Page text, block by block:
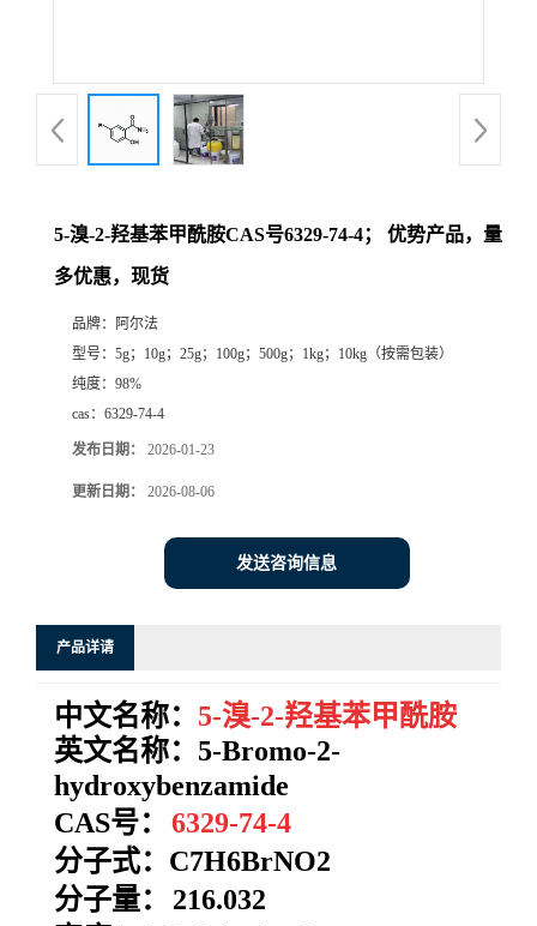
厅
留
言
5-溴-2-羟基苯甲酰胺CAS号6329-74-4； 优势产品，量
多优惠，现货
品牌：
阿尔法
型号： 5g；10g；25g；100g；500g；1kg；10kg（按需包装）
纯度： 98%
cas： 6329-74-4
发布日期： 2026-01-23
更新日期： 2026-08-06
发送咨询信息
产品详请
中文名称： 5-溴-2-羟基苯甲酰胺
英文名称：5-Bromo-2-
hydroxybenzamide
CAS号：
6329-74-4
分子式： C7H6BrNO2
分子量：
216.032